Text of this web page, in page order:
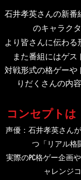
石井孝英さんの新番
のキャラク
より皆さんに伝わる
また番組にはゲス
対戦形式の格ゲーや
りだくさんの内
コンセプトは
声優：石井孝英さん
つ「リアル格
実際のPC格ゲー企画
ャレンジ